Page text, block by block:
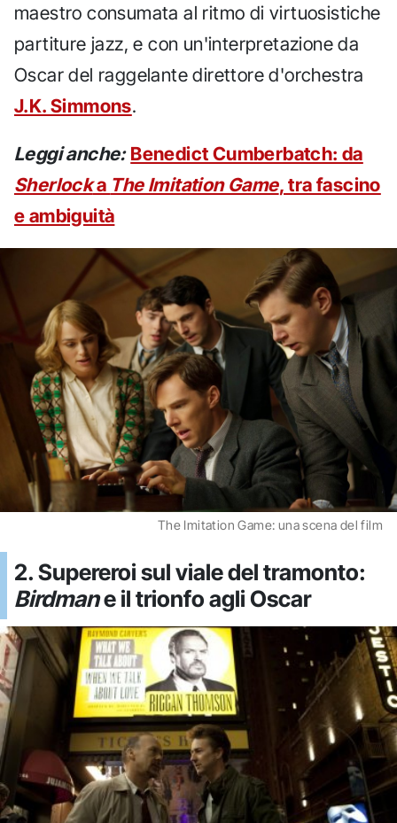
maestro consumata al ritmo di virtuosistiche
partiture jazz, e con un'interpretazione da
Oscar del raggelante direttore d'orchestra
J.K. Simmons.
Leggi anche: Benedict Cumberbatch: da
Sherlocka The Imitation Game, tra fascino
e ambiguità
The Imitation Game: una scena del film
2. Supereroi sul viale del tramonto:
Birdmane il trionfo agli Oscar